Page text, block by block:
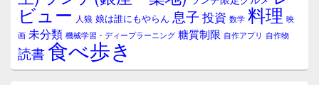
ビュー 人狼 娘は誰にもやらん 息子 投資 数学 料理 映
画 未分類 機械学習・ディープラーニング 糖質制限 自作アプリ 自作物
読書食べ歩き